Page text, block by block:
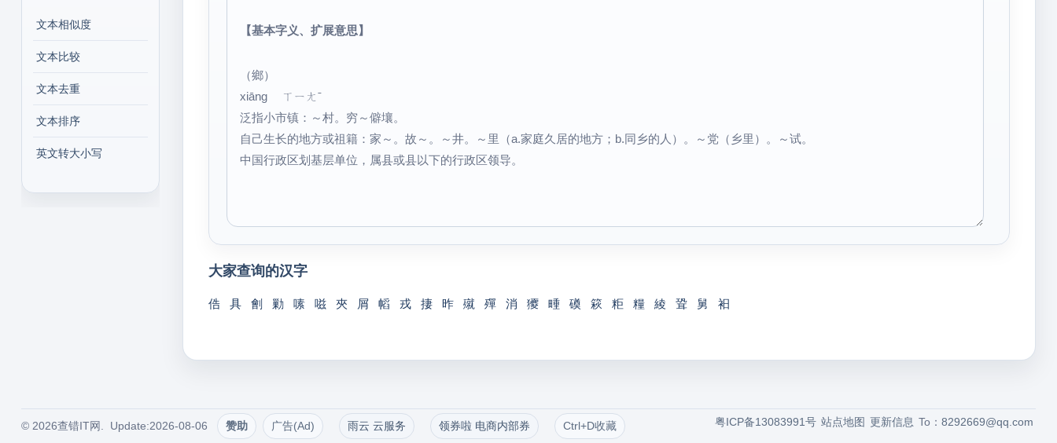
文本相似度
文本比较
文本去重
文本排序
英文转大小写
【基本字义、扩展意思】
（鄉）
xiāng ㄒㄧㄤˉ
泛指小市镇：～村。穷～僻壤。
自己生长的地方或祖籍：家～。故～。～井。～里（a.家庭久居的地方；b.同乡的人）。～党（乡里）。～试。
中国行政区划基层单位，属县或县以下的行政区领导。
大家查询的汉字
俈 具 劊 勦 嗉 嗞 夾 屑 幍 戎 捿 昨 殧 殫 消 獿 畽 磸 篍 粔 糧 綾 聓 舅 衵
© 2026查错IT网. Update:2026-08-06 赞助 广告(Ad) 雨云 云服务 领券啦 电商内部券 Ctrl+D收藏 To：8292669@qq.com
更新信息
站点地图
粤ICP备13083991号